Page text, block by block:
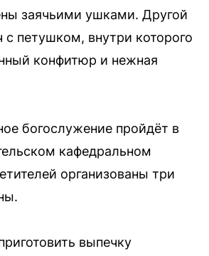
заячьими ушками. Другой
с петушком, внутри которого
конфитюр и нежная
богослужение пройдёт в
кафедральном
организованы три
выпечку